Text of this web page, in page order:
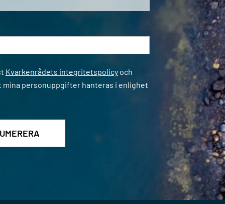
Kvarkenrådets integritetspolicyoch
mina personuppgifter hanteras i enlighet